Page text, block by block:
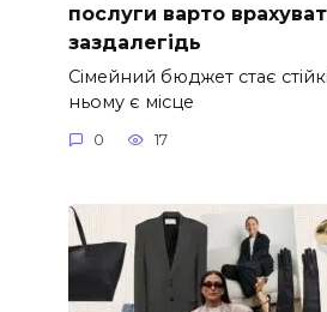
послуги варто
заздалегідь
Сімейний бюджет стає
ньому є місце
0 17